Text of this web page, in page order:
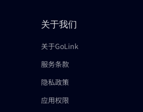
关于我们
关于GoLink
服务条款
隐私政策
应用权限